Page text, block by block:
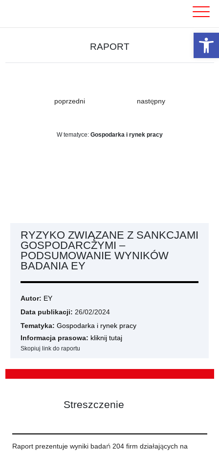
RAPORT
poprzedni następny
W tematyce: Gospodarka i rynek pracy
RYZYKO ZWIĄZANE Z SANKCJAMI
GOSPODARCZYMI –
PODSUMOWANIE WYNIKÓW
BADANIA EY
Autor: EY
Data publikacji: 26/02/2024
Tematyka: Gospodarka i rynek pracy
Informacja prasowa: kliknij tutaj
Skopiuj link do raportu
Streszczenie
Raport prezentuje wyniki badań 204 firm działających na